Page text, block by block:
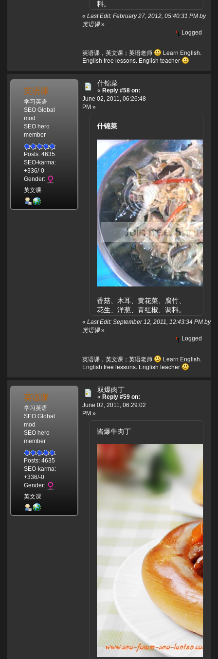
料。
« Last Edit: February 27, 2012, 05:40:31 PM by
英语课»
Logged
英语课，英文课；英语老师
Learn English.
English free lessons. English teacher
英语课
学习英语
SEO Global
mod
SEO hero
member
Posts: 4635
SEO-karma:
+336/-0
Gender:
英文课
什锦菜
« Reply #58 on:
June 02, 2011, 06:26:48
PM »
什锦菜
香菇、木耳、黄花菜、腐竹、
花生、洋葱、青红椒、调料。
« Last Edit: September 12, 2011, 12:43:34 PM by
英语课»
Logged
英语课，英文课；英语老师
Learn English.
English free lessons. English teacher
英语课
学习英语
SEO Global
mod
SEO hero
member
Posts: 4635
SEO-karma:
+336/-0
Gender:
英文课
双爆肉丁
« Reply #59 on:
June 02, 2011, 06:29:02
PM »
酱爆牛肉丁